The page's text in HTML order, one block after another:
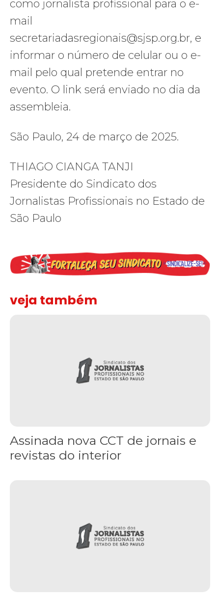
como jornalista profissional para o e-
mail
secretariadasregionais@sjsp.org.br, e
informar o número de celular ou o e-
mail pelo qual pretende entrar no
evento. O link será enviado no dia da
assembleia.
São Paulo, 24 de março de 2025.
THIAGO CIANGA TANJI
Presidente do Sindicato dos
Jornalistas Profissionais no Estado de
São Paulo
veja também
Assinada nova CCT de jornais e
revistas do interior